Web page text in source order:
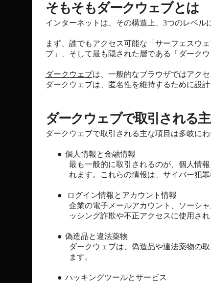
そもそもダークウェブとは
インターネットは、その構造上、3つのレベル
まず、誰でもアクセス可能な「サーフェスウ
ブ」、そして最も隠された層である「ダークウ
ダークウェブは、一般的なブラウザではアクセ
ダークウェブは、匿名性を維持するために設
ダークウェブで取引される
ダークウェブで取引される主な項目は多岐に
● 個人情報と金融情報
最も一般的に取引されるのが、個人情
れます。これらの情報は、サイバー犯
●
ログイン情報とアカウント情報
企業の電子メールアカウント、ソーシ
ッシング詐欺や不正アクセスに使用さ
● 偽造品と違法薬物
ダークウェブは、偽造品や違法薬物の
ます。
● ハッキングツールとサービス